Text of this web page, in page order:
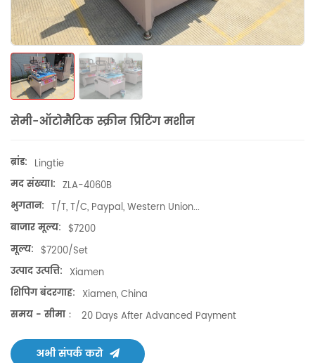
सेमी-ऑटोमैटिक स्क्रीन प्रिंटिंग मशीन
ब्रांड: Lingtie
मद संख्या।: ZLA-4060B
भुगतान: T/T, T/C, Paypal, Western Union...
बाजार मूल्य: $7200
मूल्य: $7200/set
उत्पाद उत्पत्ति: Xiamen
शिपिंग बंदरगाह: Xiamen, China
समय - सीमा：
20 Days After Advanced Payment
अभी संपर्क करो